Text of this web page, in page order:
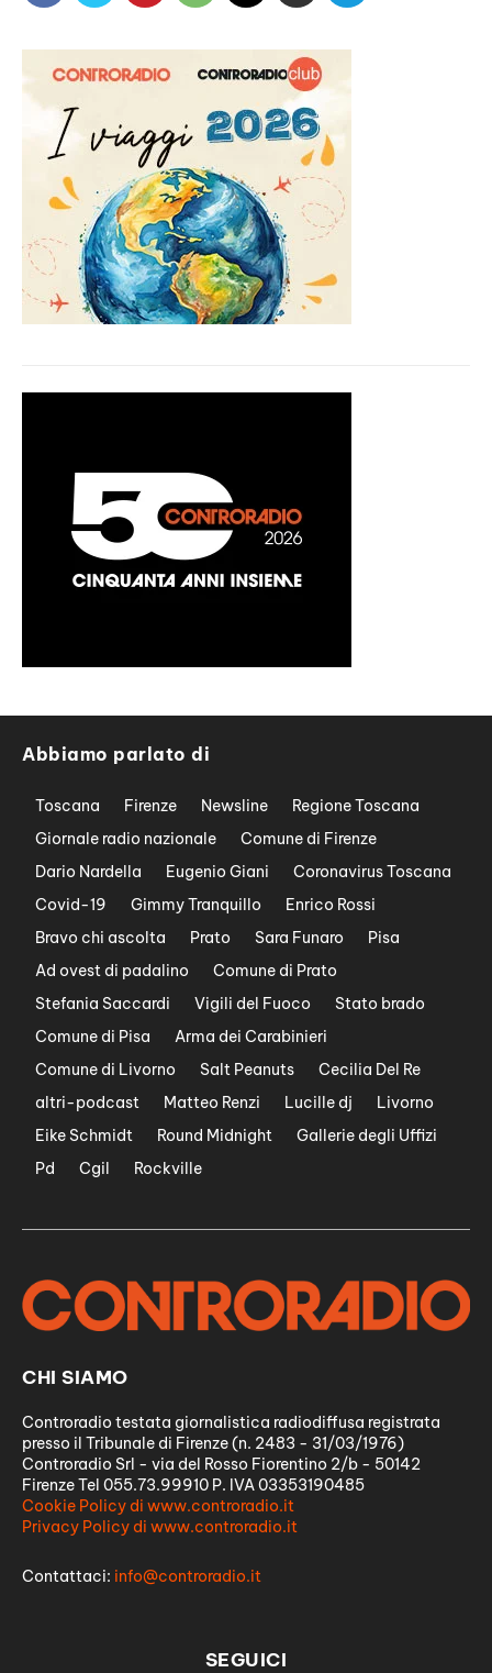
Abbiamo parlato di
Toscana Firenze Newsline
Regione Toscana
Giornale radio nazionale
Comune di Firenze
Dario Nardella
Eugenio Giani
Coronavirus Toscana
Covid-19
Gimmy Tranquillo
Enrico Rossi
Bravo chi ascolta
Prato Sara Funaro
Pisa
Ad ovest di padalino
Comune di Prato
Stefania Saccardi
Vigili del Fuoco
Stato brado
Comune di Pisa
Arma dei Carabinieri
Comune di Livorno
Salt Peanuts
Cecilia Del Re
altri-podcast
Matteo Renzi Lucille dj
Livorno
Eike Schmidt
Round Midnight
Gallerie degli Uffizi
Pd
Cgil Rockville
CHI SIAMO
Controradio testata giornalistica radiodiffusa registrata
presso il Tribunale di Firenze (n. 2483 - 31/03/1976)
Controradio Srl - via del Rosso Fiorentino 2/b - 50142
Firenze Tel 055.73.99910 P. IVA 03353190485
Cookie Policy di www.controradio.it
Privacy Policy di www.controradio.it
Contattaci: info@controradio.it
SEGUICI